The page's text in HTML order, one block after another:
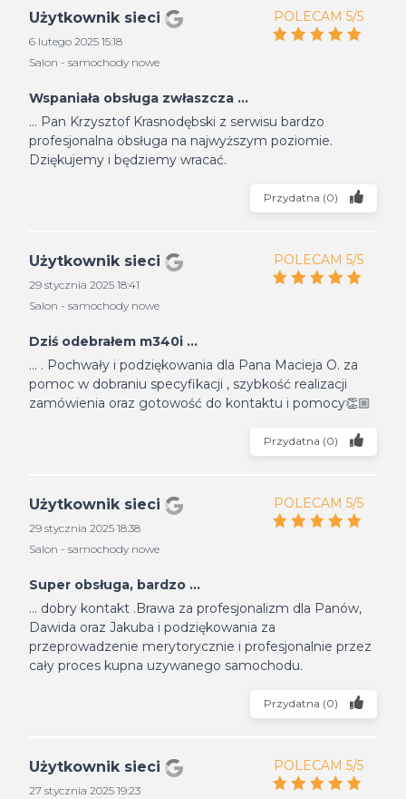
Użytkownik sieci
6 lutego 2025 15:18
Salon - samochody nowe
POLECAM 5/5
Wspaniała obsługa zwłaszcza ...
... Pan Krzysztof Krasnodębski z serwisu bardzo
profesjonalna obsługa na najwyższym poziomie.
Dziękujemy i będziemy wracać.
Przydatna (0)
Użytkownik sieci
29 stycznia 2025 18:41
Salon - samochody nowe
POLECAM 5/5
Dziś odebrałem m340i ...
... . Pochwały i podziękowania dla Pana Macieja O. za
pomoc w dobraniu specyfikacji , szybkość realizacji
zamówienia oraz gotowość do kontaktu i pomocy👏🏼
Przydatna (0)
Użytkownik sieci
29 stycznia 2025 18:38
Salon - samochody nowe
POLECAM 5/5
Super obsługa, bardzo ...
... dobry kontakt .Brawa za profesjonalizm dla Panów,
Dawida oraz Jakuba i podziękowania za
przeprowadzenie merytorycznie i profesjonalnie przez
cały proces kupna uzywanego samochodu.
Przydatna (0)
Użytkownik sieci
27 stycznia 2025 19:23
POLECAM 5/5